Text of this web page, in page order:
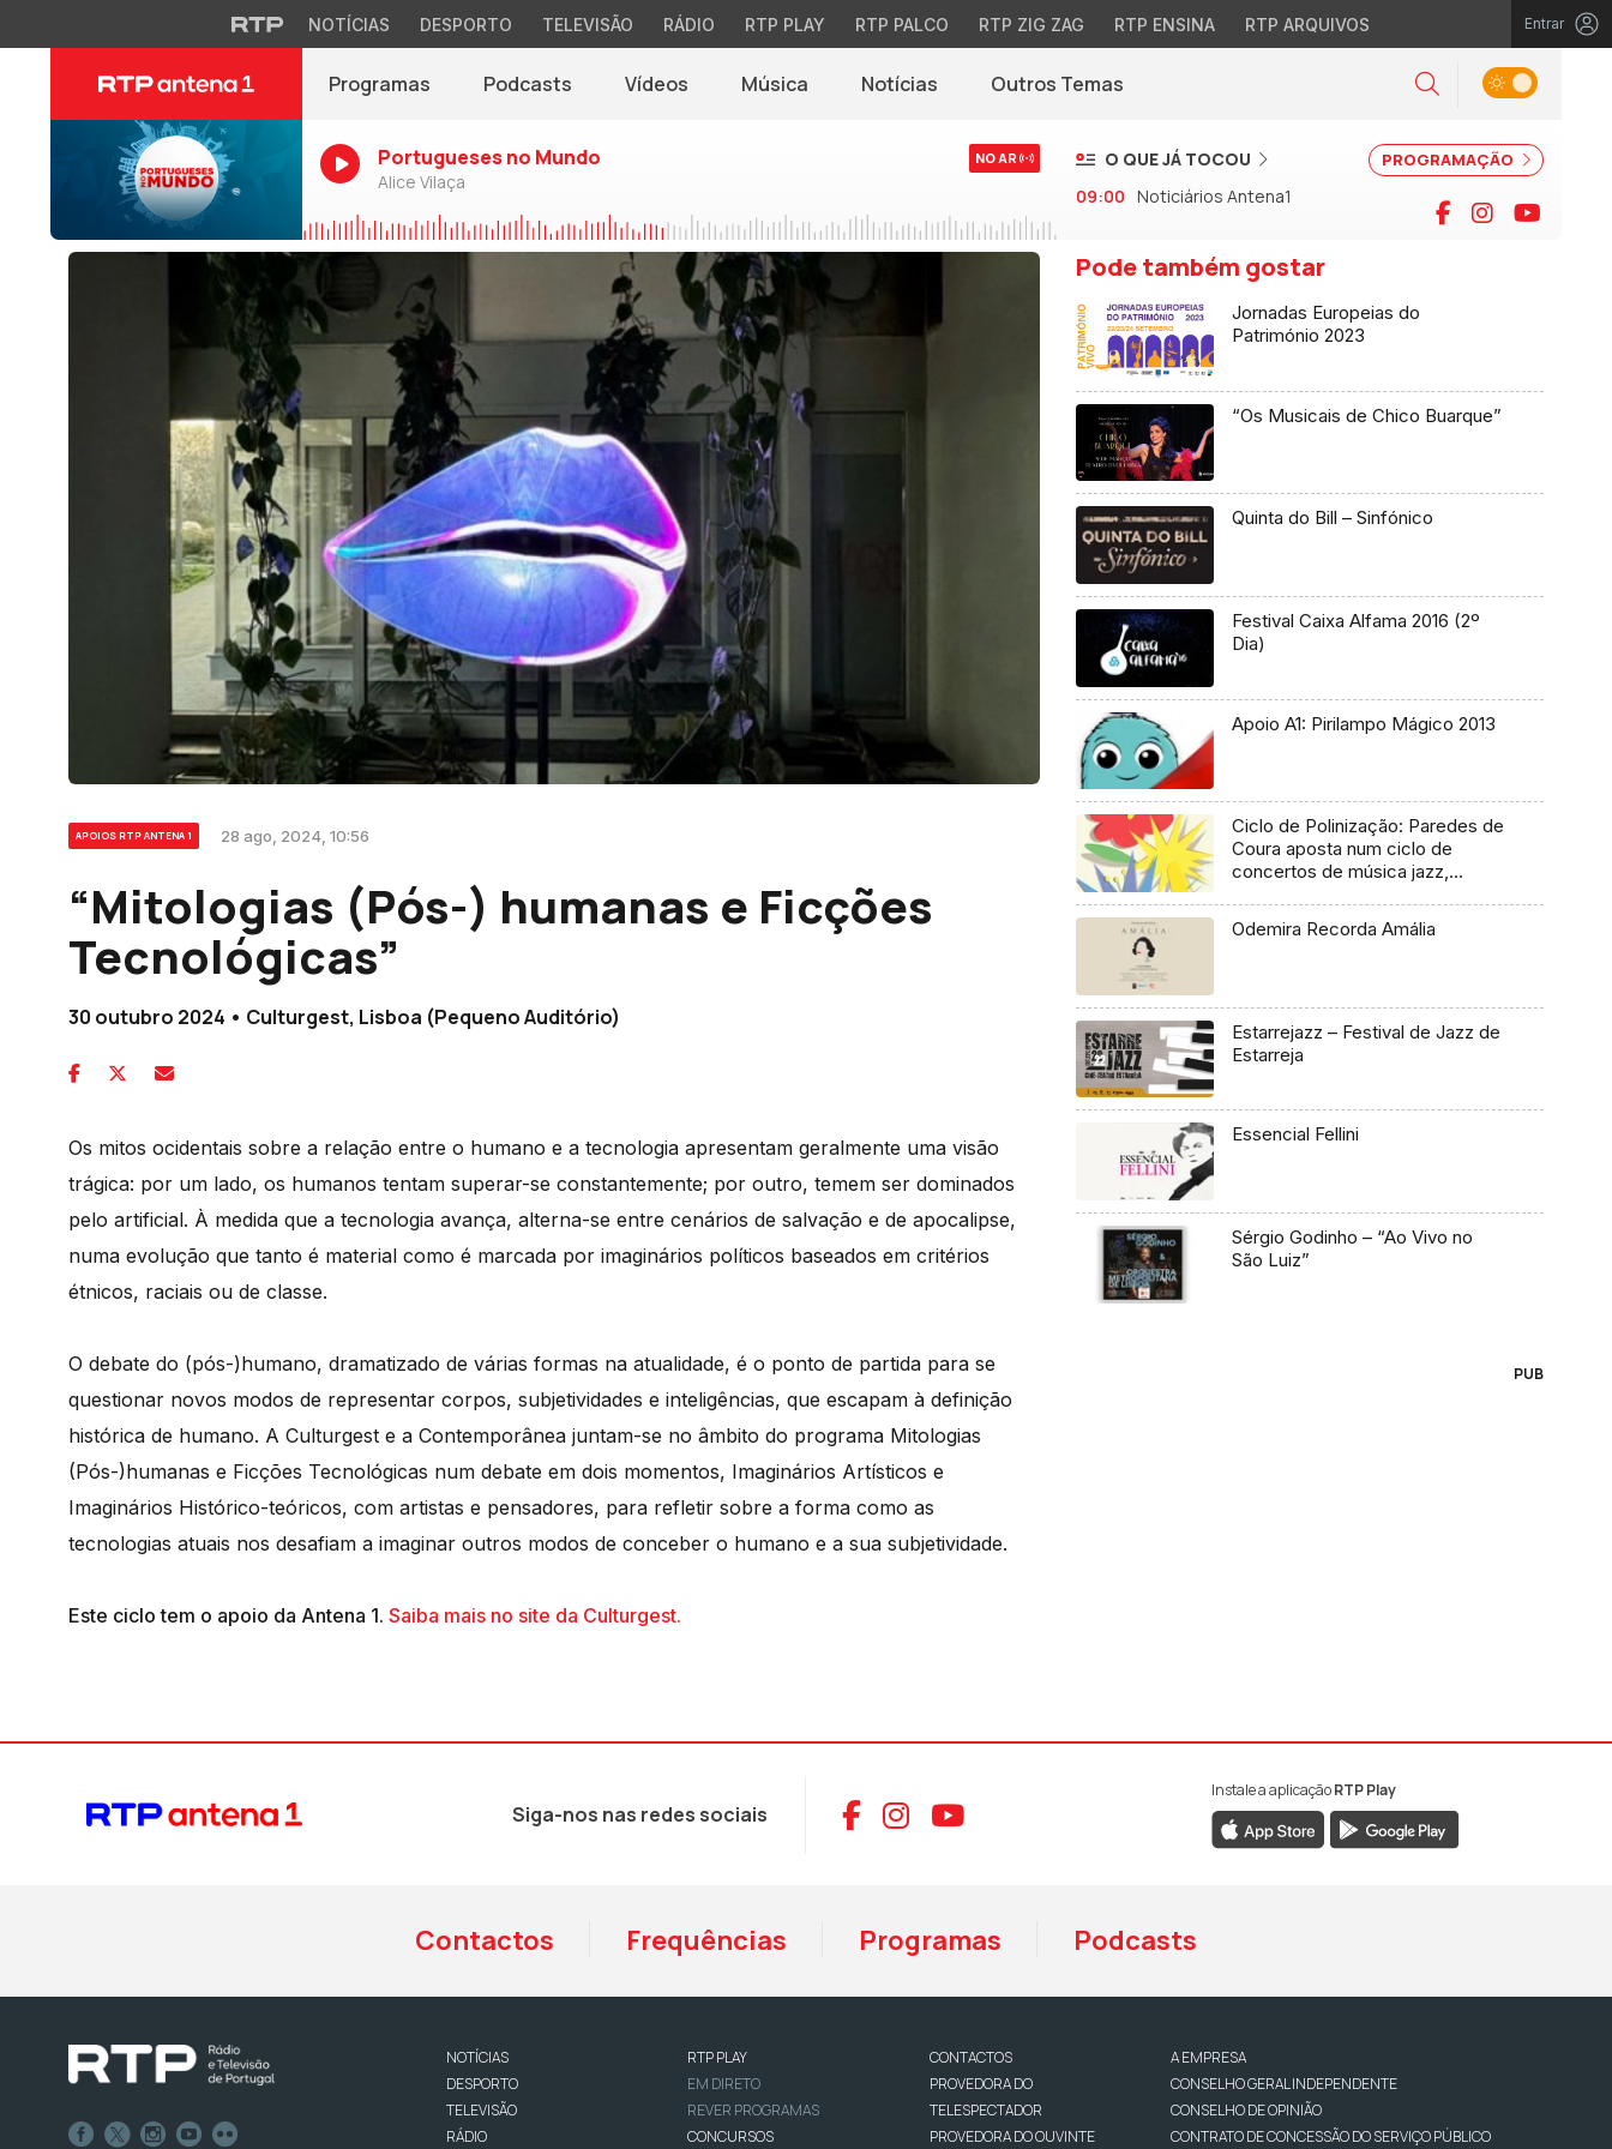
NOTÍCIAS DESPORTO TELEVISÃO RÁDIO RTP PLAY RTP PALCO RTP ZIG ZAG RTP ENSINA RTP ARQUIVOS Entrar
Programas Podcasts Vídeos Música Notícias(abre em nova janela)
Outros Temas Pesquisar
Alternar tema
Portugueses no Mundo
Alice Vilaça
NO AR PROGRAMAÇÃO
O QUE JÁ TOCOU
09:00 Noticiários Antena1 Facebook
Instagram
APOIOS RTP ANTENA 1 28 ago, 2024, 10:56
“Mitologias (Pós-) humanas e Ficções
Tecnológicas”
30 outubro 2024 • Culturgest, Lisboa (Pequeno Auditório)
Os mitos ocidentais sobre a relação entre o humano e a tecnologia apresentam geralmente uma visão
trágica: por um lado, os humanos tentam superar-se constantemente; por outro, temem ser dominados
pelo artificial. À medida que a tecnologia avança, alterna-se entre cenários de salvação e de apocalipse,
numa evolução que tanto é material como é marcada por imaginários políticos baseados em critérios
étnicos, raciais ou de classe.
O debate do (pós-)humano, dramatizado de várias formas na atualidade, é o ponto de partida para se
questionar novos modos de representar corpos, subjetividades e inteligências, que escapam à definição
histórica de humano. A Culturgest e a Contemporânea juntam-se no âmbito do programa Mitologias
(Pós-)humanas e Ficções Tecnológicas num debate em dois momentos, Imaginários Artísticos e
Imaginários Histórico-teóricos, com artistas e pensadores, para refletir sobre a forma como as
tecnologias atuais nos desafiam a imaginar outros modos de conceber o humano e a sua subjetividade.
Este ciclo tem o apoio da Antena 1. Saiba mais no site da Culturgest.
Pode também gostar
Jornadas Europeias do
Património 2023
“Os Musicais de Chico Buarque”
Quinta do Bill – Sinfónico
Festival Caixa Alfama 2016 (2º
Dia)
Apoio A1: Pirilampo Mágico 2013
Ciclo de Polinização: Paredes de
Coura aposta num ciclo de
concertos de música jazz,
Odemira Recorda Amália
Estarrejazz – Festival de Jazz de
Estarreja
Essencial Fellini
Sérgio Godinho – “Ao Vivo no
São Luiz”
PUB
Siga-nos nas redes sociais Aceder ao Facebook da RTP Antena 1
Aceder ao Instagram da RTP Antena 1
Aceder ao YouTube da RTP Antena 1
Instale a aplicaçãoRTP Play
Contactos Frequências Programas Podcasts
NOTÍCIAS
DESPORTO
TELEVISÃO
RÁDIO
RTP PLAY
EM DIRETO
REVER PROGRAMAS
CONCURSOS
CONTACTOS
PROVEDORA DO
TELESPECTADOR
PROVEDORA DO OUVINTE
A EMPRESA
CONSELHO GERAL INDEPENDENTE
CONSELHO DE OPINIÃO
CONTRATO DE CONCESSÃO DO SERVIÇO PÚBLICO